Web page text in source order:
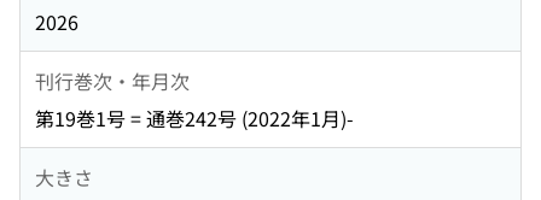
2026
刊行巻次・年月次
第19巻1号 = 通巻242号 (2022年1月)-
大きさ